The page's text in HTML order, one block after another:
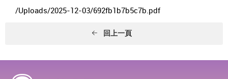
/Uploads/2025-12-03/692fb1b7b5c7b.pdf
回上一頁